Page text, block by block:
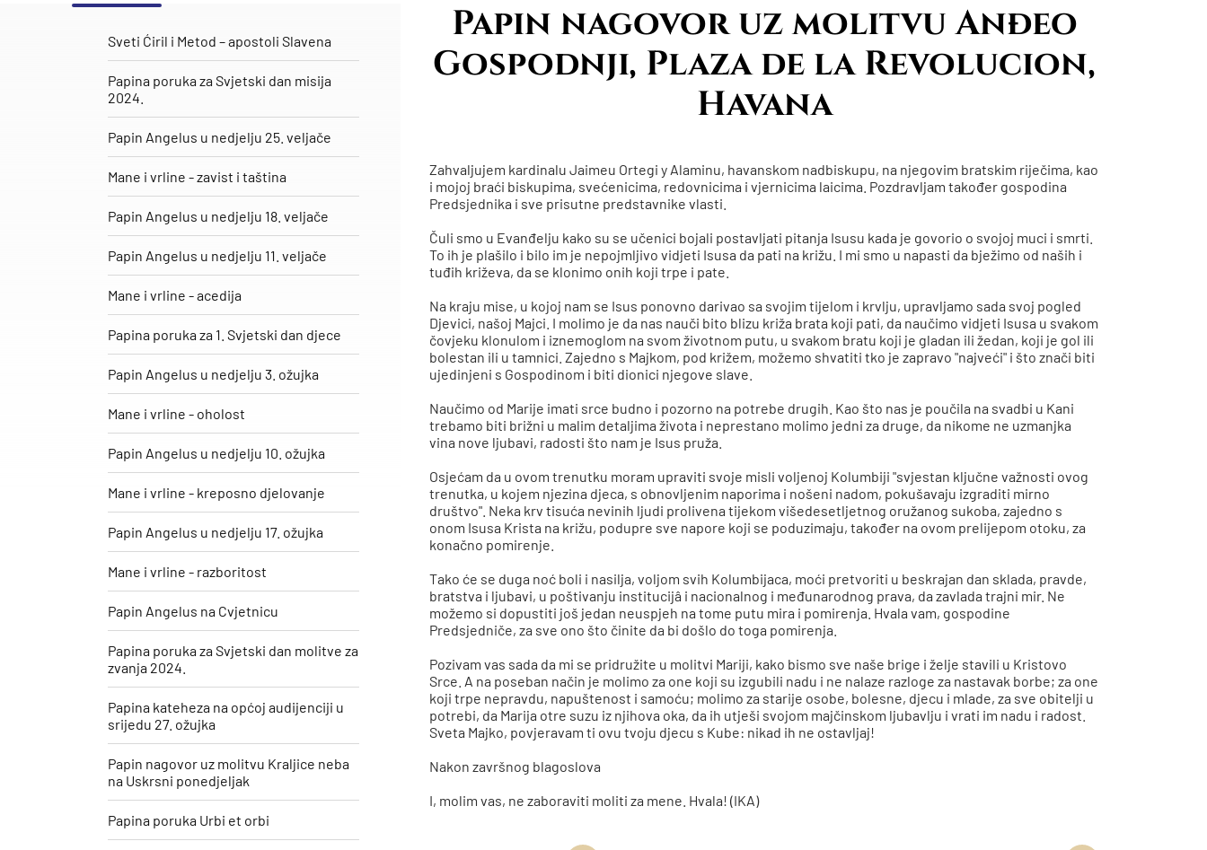
Sveti Ćiril i Metod – apostoli Slavena
Papina poruka za Svjetski dan misija
2024.
Papin Angelus u nedjelju 25. veljače
​Mane i vrline - zavist i taština
Papin Angelus u nedjelju 18. veljače
Papin Angelus u nedjelju 11. veljače
Mane i vrline - acedija
Papina poruka za 1. Svjetski dan djece
Papin Angelus u nedjelju 3. ožujka
Mane i vrline - oholost
Papin Angelus u nedjelju 10. ožujka
Mane i vrline - kreposno djelovanje
Papin Angelus u nedjelju 17. ožujka
Mane i vrline - razboritost
Papin Angelus na Cvjetnicu
Papina poruka za Svjetski dan molitve za
zvanja 2024.
Papina kateheza na općoj audijenciji u
srijedu 27. ožujka
Papin nagovor uz molitvu Kraljice neba
na Uskrsni ponedjeljak
Papina poruka Urbi et orbi
Papin nagovor uz molitvu Anđeo
Gospodnji, Plaza de la Revolucion,
Havana
Zahvaljujem kardinalu Jaimeu Ortegi y Alaminu, havanskom nadbiskupu, na njegovim bratskim riječima, kao
i mojoj braći biskupima, svećenicima, redovnicima i vjernicima laicima. Pozdravljam također gospodina
Predsjednika i sve prisutne predstavnike vlasti.
Čuli smo u Evanđelju kako su se učenici bojali postavljati pitanja Isusu kada je govorio o svojoj muci i smrti.
To ih je plašilo i bilo im je nepojmljivo vidjeti Isusa da pati na križu. I mi smo u napasti da bježimo od naših i
tuđih križeva, da se klonimo onih koji trpe i pate.
Na kraju mise, u kojoj nam se Isus ponovno darivao sa svojim tijelom i krvlju, upravljamo sada svoj pogled
Djevici, našoj Majci. I molimo je da nas nauči bito blizu križa brata koji pati, da naučimo vidjeti Isusa u svakom
čovjeku klonulom i iznemoglom na svom životnom putu, u svakom bratu koji je gladan ili žedan, koji je gol ili
bolestan ili u tamnici. Zajedno s Majkom, pod križem, možemo shvatiti tko je zapravo "najveći" i što znači biti
ujedinjeni s Gospodinom i biti dionici njegove slave.
Naučimo od Marije imati srce budno i pozorno na potrebe drugih. Kao što nas je poučila na svadbi u Kani
trebamo biti brižni u malim detaljima života i neprestano molimo jedni za druge, da nikome ne uzmanjka
vina nove ljubavi, radosti što nam je Isus pruža.
Osjećam da u ovom trenutku moram upraviti svoje misli voljenoj Kolumbiji "svjestan ključne važnosti ovog
trenutka, u kojem njezina djeca, s obnovljenim naporima i nošeni nadom, pokušavaju izgraditi mirno
društvo". Neka krv tisuća nevinih ljudi prolivena tijekom višedesetljetnog oružanog sukoba, zajedno s
onom Isusa Krista na križu, podupre sve napore koji se poduzimaju, također na ovom prelijepom otoku, za
konačno pomirenje.
Tako će se duga noć boli i nasilja, voljom svih Kolumbijaca, moći pretvoriti u beskrajan dan sklada, pravde,
bratstva i ljubavi, u poštivanju institucijâ i nacionalnog i međunarodnog prava, da zavlada trajni mir. Ne
možemo si dopustiti još jedan neuspjeh na tome putu mira i pomirenja. Hvala vam, gospodine
Predsjedniče, za sve ono što činite da bi došlo do toga pomirenja.
Pozivam vas sada da mi se pridružite u molitvi Mariji, kako bismo sve naše brige i želje stavili u Kristovo
Srce. A na poseban način je molimo za one koji su izgubili nadu i ne nalaze razloge za nastavak borbe; za one
koji trpe nepravdu, napuštenost i samoću; molimo za starije osobe, bolesne, djecu i mlade, za sve obitelji u
potrebi, da Marija otre suzu iz njihova oka, da ih utješi svojom majčinskom ljubavlju i vrati im nadu i radost.
Sveta Majko, povjeravam ti ovu tvoju djecu s Kube: nikad ih ne ostavljaj!
Nakon završnog blagoslova
I, molim vas, ne zaboraviti moliti za mene. Hvala! (IKA)